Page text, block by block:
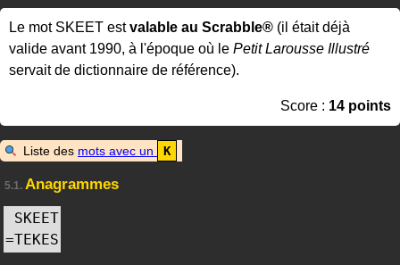
Le mot SKEET estvalable au Scrabble® (il était déjà
valide avant 1990, à l'époque où le Petit Larousse Illustré
servait de dictionnaire de référence).
Score : 14 points
Liste des mots avec un K
5.1. Anagrammes
SKEET
=TEKES